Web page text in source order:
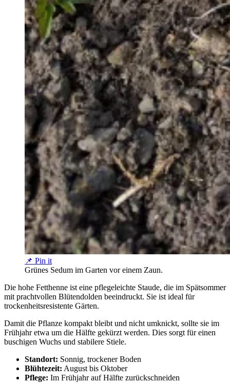
📌 Pin it
Grünes Sedum im Garten vor einem Zaun.
Die hohe Fetthenne ist eine pflegeleichte Staude, die im Spätsommer
mit prachtvollen Blütendolden beeindruckt. Sie ist ideal für
trockenheitsresistente Gärten.
Damit die Pflanze kompakt bleibt und nicht umknickt, sollte sie im
Frühjahr etwa um die Hälfte gekürzt werden. Dies sorgt für einen
buschigen Wuchs und stabilere Stiele.
Standort: Sonnig, trockener Boden
Blühtezeit: August bis Oktober
Pflege: Im Frühjahr auf Hälfte zurückschneiden